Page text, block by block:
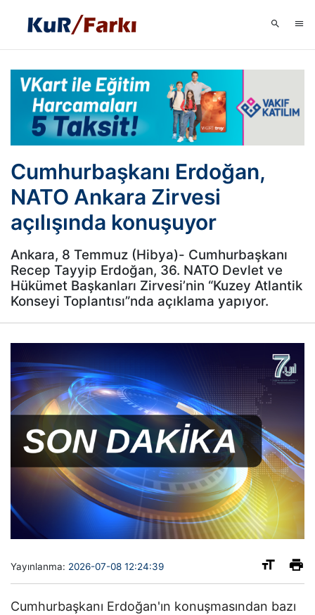
Cumhurbaşkanı Erdoğan,
NATO Ankara Zirvesi
açılışında konuşuyor
Ankara, 8 Temmuz (Hibya)- Cumhurbaşkanı
Recep Tayyip Erdoğan, 36. NATO Devlet ve
Hükümet Başkanları Zirvesi’nin “Kuzey Atlantik
Konseyi Toplantısı”nda açıklama yapıyor.
Yayınlanma: 2026-07-08 12:24:39
Cumhurbaşkanı Erdoğan'ın konuşmasından bazı